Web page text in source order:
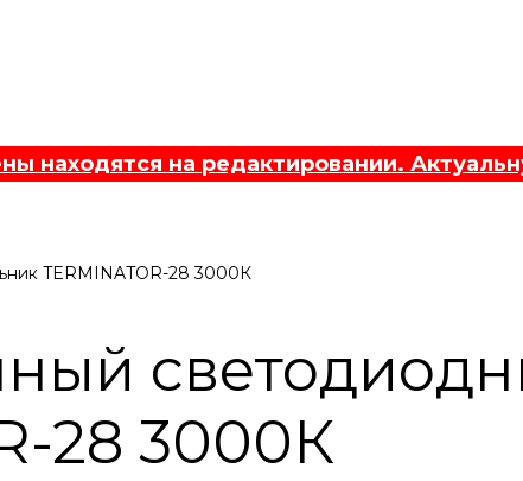
находятся на редактировании.
TERMINATOR-28 3000К
28 3000К